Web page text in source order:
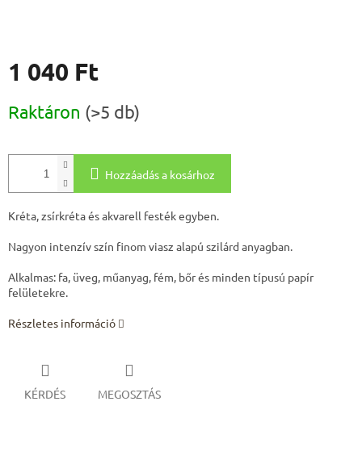
1 040 Ft
Raktáron (>5 db)
Hozzáadás a kosárhoz
Kréta, zsírkréta és akvarell festék egyben.
Nagyon intenzív szín finom viasz alapú szilárd anyagban.
Alkalmas: fa, üveg, műanyag, fém, bőr és minden típusú papír
felületekre.
Részletes információ
KÉRDÉS MEGOSZTÁS